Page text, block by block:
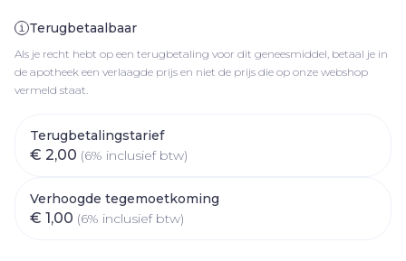
Terugbetaalbaar
Als je recht hebt op een terugbetaling voor dit geneesmiddel, betaal je in
de apotheek een verlaagde prijs en niet de prijs die op onze webshop
vermeld staat.
Terugbetalingstarief
€ 2,00 (6% inclusief btw)
Verhoogde tegemoetkoming
€ 1,00 (6% inclusief btw)